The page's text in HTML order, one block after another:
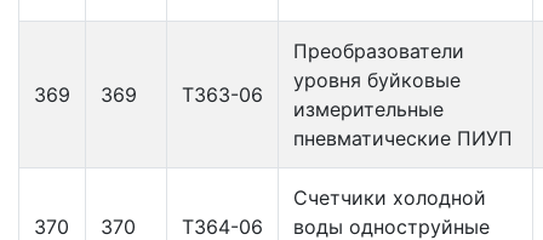
369 369 Т363-06
Преобразователи
уровня буйковые
измерительные
пневматические ПИУП
370 370 Т364-06
Счетчики холодной
воды одноструйные